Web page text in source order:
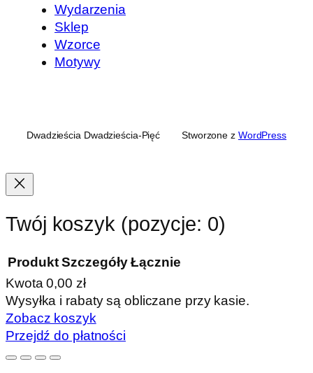
Wydarzenia
Sklep
Wzorce
Motywy
Dwadzieścia Dwadzieścia-Pięć Stworzone z WordPress
Twój koszyk (pozycje: 0)
Produkty
w
koszyku
Produkt Szczegóły Łącznie
Kwota0,00 zł
Wysyłka i rabaty są obliczane przy kasie.
Zobacz koszyk
Przejdź do płatności